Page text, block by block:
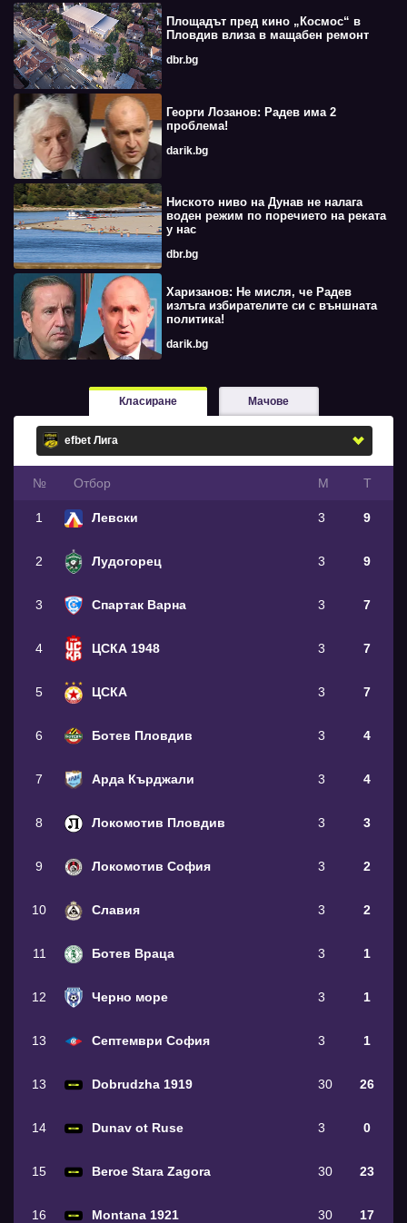
Площадът пред кино „Космос“ в
Пловдив влиза в мащабен ремонт
dbr.bg
Георги Лозанов: Радев има 2
проблема!
darik.bg
Ниското ниво на Дунав не налага
воден режим по поречието на реката
у нас
dbr.bg
Харизанов: Не мисля, че Радев
излъга избирателите си с външната
политика!
darik.bg
Класиране Мачове
№ Oтбор М Т
1 Левски 3 9
2 Лудогорец 3 9
3 Спартак Варна 3 7
4 ЦСКА 1948 3 7
5 ЦСКА 3 7
6 Ботев Пловдив 3 4
7 Арда Кърджали 3 4
8 Локомотив Пловдив 3 3
9 Локомотив София 3 2
10 Славия 3 2
11 Ботев Враца 3 1
12 Черно море 3 1
13 Септември София 3 1
13 Dobrudzha 1919 30 26
14 Dunav ot Ruse 3 0
15 Beroe Stara Zagora 30 23
16 Montana 1921 30 17